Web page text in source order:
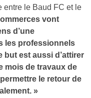
entre le Baud FC et le
vont
d’une
les professionnels
est aussi d’attirer
mois de travaux de
le retour de
»